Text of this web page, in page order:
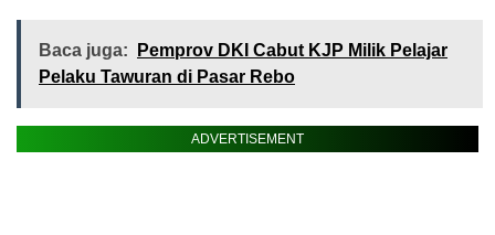
Baca juga:
Pemprov DKI Cabut KJP Milik Pelajar
Pelaku Tawuran di Pasar Rebo
ADVERTISEMENT